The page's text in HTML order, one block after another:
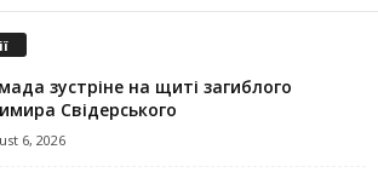
зустріне на щиті загиблого
Свідерського
6, 2026